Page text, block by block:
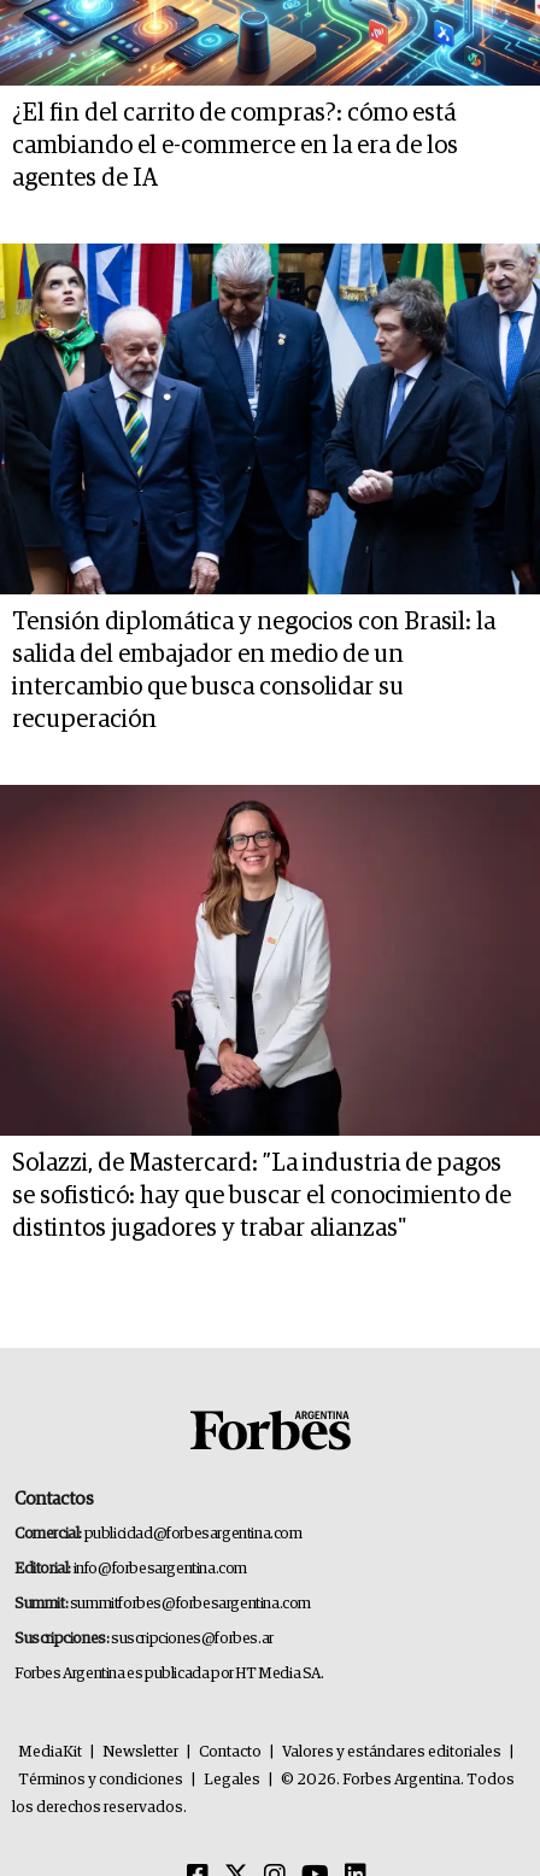
¿El fin del carrito de compras?: cómo está
cambiando el e-commerce en la era de los
agentes de IA
Tensión diplomática y negocios con Brasil: la
salida del embajador en medio de un
intercambio que busca consolidar su
recuperación
Solazzi, de Mastercard: ”La industria de pagos
se sofisticó: hay que buscar el conocimiento de
distintos jugadores y trabar alianzas"
Contactos
Comercial:publicidad@forbesargentina.com
Editorial:info@forbesargentina.com
Summit:summitforbes@forbesargentina.com
Suscripciones:suscripciones@forbes.ar
Forbes Argentina es publicada por HT Media SA.
MediaKit Newsletter Contacto Valores y estándares editoriales
Términos y condiciones
Legales
© 2026. Forbes Argentina. Todos
los derechos reservados.